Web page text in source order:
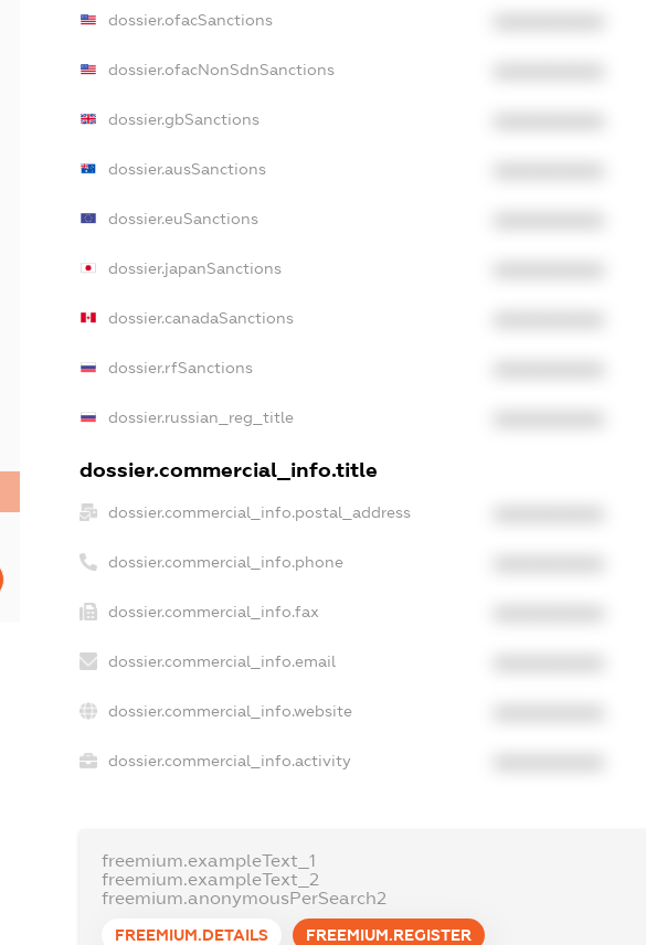
dossier.ofacSanctions
dossier.ofacNonSdnSanctions
dossier.gbSanctions
dossier.ausSanctions
dossier.euSanctions
dossier.japanSanctions
dossier.canadaSanctions
dossier.rfSanctions
dossier.russian_reg_title
dossier.commercial_info.title
dossier.commercial_info.postal_address
dossier.commercial_info.phone
dossier.commercial_info.fax
dossier.commercial_info.email
dossier.commercial_info.website
dossier.commercial_info.activity
freemium.exampleText_1
freemium.exampleText_2
freemium.anonymousPerSearch2
FREEMIUM.DETAILS FREEMIUM.REGISTER